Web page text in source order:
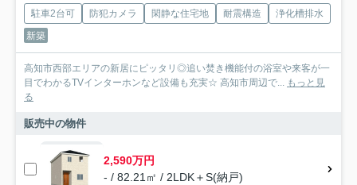
駐車2台可 防犯カメラ 閑静な住宅地 耐震構造
浄化槽排水
新築
高知市西部エリアの新居にピッタリ◎追い焚き機能付の浴室や来客が一
目でわかるTVインターホンなど設備も充実☆ 高知市周辺で... もっと見
る
販売中の物件
2,590万円
- / 82.21㎡ / 2LDK＋S(納戸)